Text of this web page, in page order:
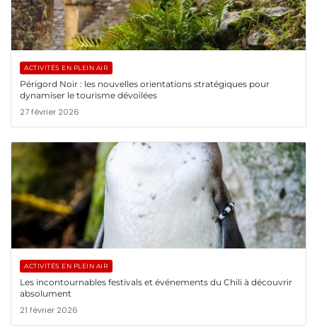
ACTIVITÉS EN PLEIN AIR
Périgord Noir : les nouvelles orientations stratégiques pour
dynamiser le tourisme dévoilées
27 février 2026
ACTIVITÉS EN PLEIN AIR
Les incontournables festivals et événements du Chili à découvrir
absolument
21 février 2026